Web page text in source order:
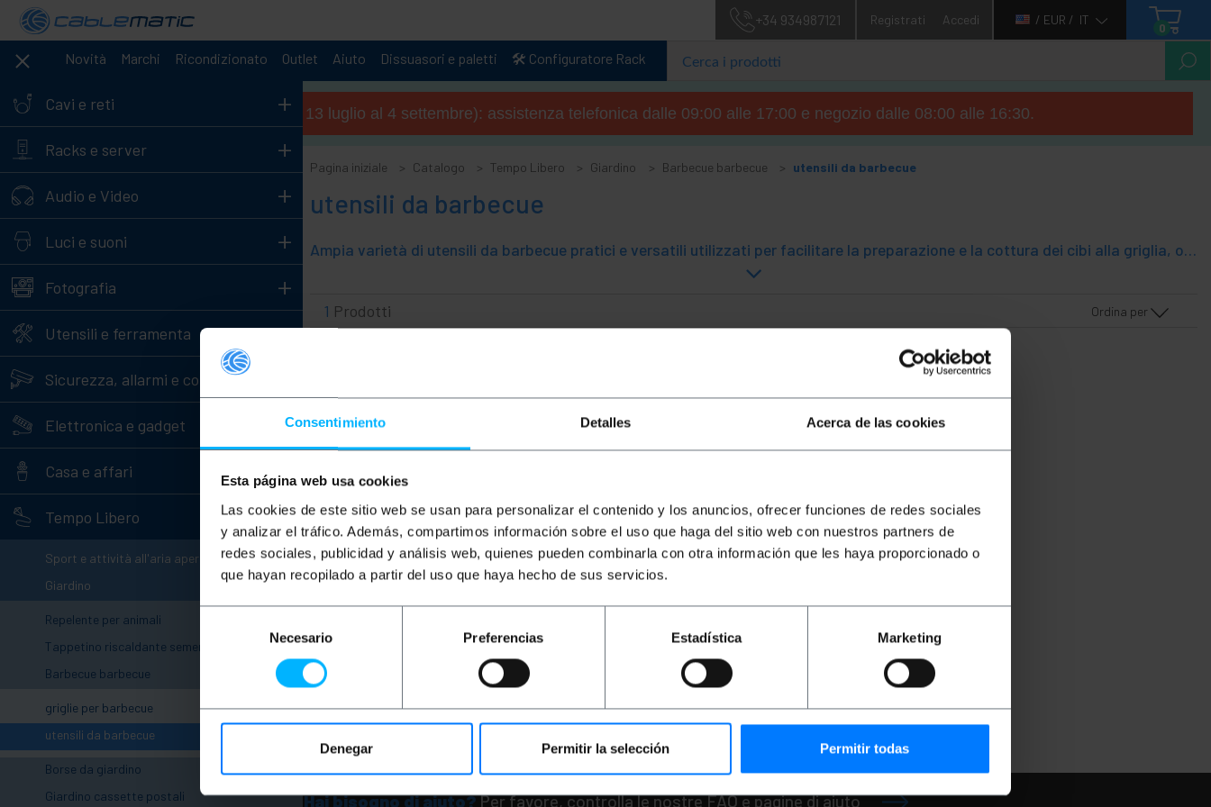
Consentimiento Detalles Acerca de las cookies
Esta página web usa cookies
Las cookies de este sitio web se usan para personalizar el contenido y los anuncios, ofrecer funciones de redes sociales
y analizar el tráfico. Además, compartimos información sobre el uso que haga del sitio web con nuestros partners de
redes sociales, publicidad y análisis web, quienes pueden combinarla con otra información que les haya proporcionado o
que hayan recopilado a partir del uso que haya hecho de sus servicios.
consentimiento
Necesario Preferencias Estadística Marketing
Denegar Permitir la selección Permitir todas
+34 934987121 Registrati Accedi / EUR / IT
0
Novità Marchi Ricondizionato Outlet Aiuto Dissuasori e paletti 🛠️ Configuratore Rack
Cavi e reti +
Racks e server +
Audio e Video +
Luci e suoni +
Fotografia +
Utensili e ferramenta +
Sicurezza, allarmi e controllo
Elettronica e gadget +
Casa e affari +
Tempo Libero -
Sport e attività all'aria aperta +
Giardino -
Repelente per animali
Tappetino riscaldante sementi
Barbecue barbecue
griglie per barbecue
utensili da barbecue
Borse da giardino
Giardino cassette postali
Orario estivo (dal 13 luglio al 4 settembre): assistenza telefonica dalle 09:00 alle 17:00 e negozio dalle 08:00 alle 16:30.
Pagina iniziale Catalogo Tempo Libero Giardino Barbecue barbecue utensili da barbecue
utensili da barbecue
Ampia varietà di utensili da barbecue pratici e versatili utilizzati per facilitare la preparazione e la cottura dei cibi alla griglia, offrendo comfort ed efficienza durante l'esperienza del barbecue. Appositamente studiato per maneggiare e capovolgere gli alimenti in tutta sicurezza, godendo di un risultato gustoso e ben cotto. Prodotto con materiale resistente e durevole che ha proprietà resistenti all'abrasione e che gli consente di essere in costante contatto con braci e aree che emanano calore e alte temperature senza il rischio di essere distrutto o fuso. Utensili ideali per godersi un barbecue e cuocere il cibo in modo comodo ed ergonomico. Nel nostro catalogo troverai utensili da barbecue disponibili in vari modelli e diverse funzioni come spatole, forchettoni, pinze, ecc. adattarsi alle diverse avversità. Perfetto sia per uso domestico che professionale.
1 Prodotti Ordina per
PRIMEMATIK Spatola per
pollici
PVP
2,14€
2,14€ IVA inc.
Consegna immediataREF: KH505
Hai bisogno di aiuto?Per favore, controlla le nostre FAQ e pagine di aiuto